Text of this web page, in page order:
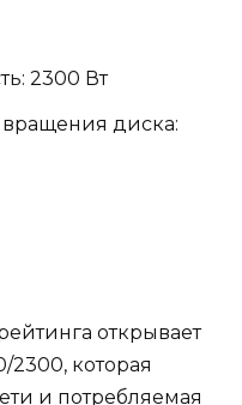
2300 Вт
вращения диска:
открывает
которая
и потребляемая